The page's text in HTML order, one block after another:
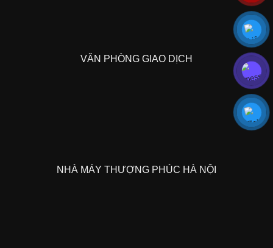
VĂN PHÒNG GIAO DỊCH
NHÀ MÁY THƯỢNG PHÚC HÀ NỘI